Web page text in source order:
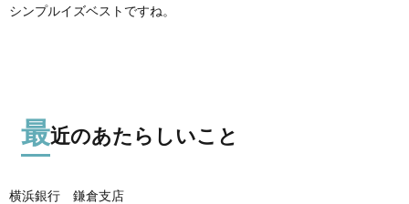
シンプルイズベストですね。
最近のあたらしいこと
横浜銀行 鎌倉支店